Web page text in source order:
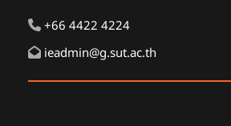
+66 4422 4224
ieadmin@g.sut.ac.th